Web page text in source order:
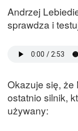
Andrzej
sprawdza i
Okazuje się, że
ostatnio silnik,
używany: